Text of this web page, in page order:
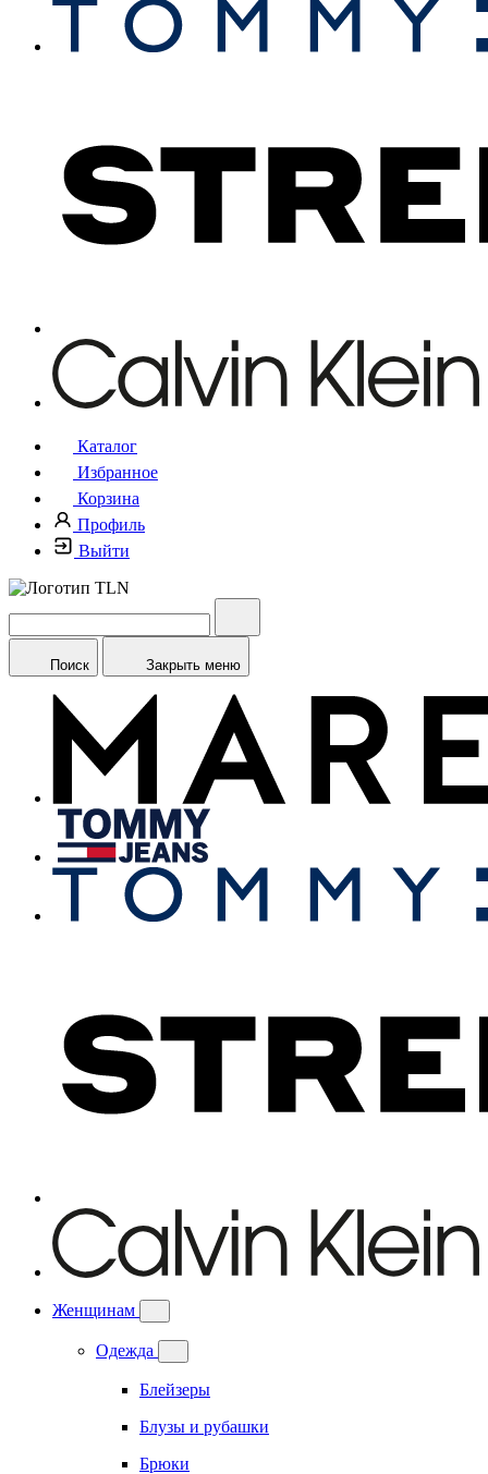
Каталог
Избранное
Корзина
Профиль
Выйти
Поиск Закрыть меню
Женщинам
Одежда
Блейзеры
Блузы и рубашки
Брюки